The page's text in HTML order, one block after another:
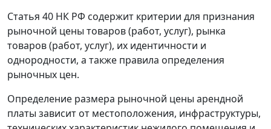
Статья 40 НК РФ содержит критерии для признания
рыночной цены товаров (работ, услуг), рынка
товаров (работ, услуг), их идентичности и
однородности, а также правила определения
рыночных цен.
Определение размера рыночной цены арендной
платы зависит от местоположения, инфраструктуры,